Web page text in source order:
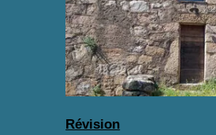
Révision